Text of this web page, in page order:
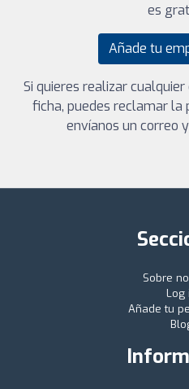
es
Añade tu
Si quieres realizar
ficha, puedes reclamar la
envíanos un correo
Sobre
Log
Añade tu